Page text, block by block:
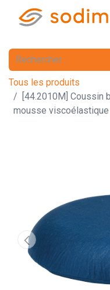
Tous les produits
[44.2010M] Coussin
mousse viscoélastique